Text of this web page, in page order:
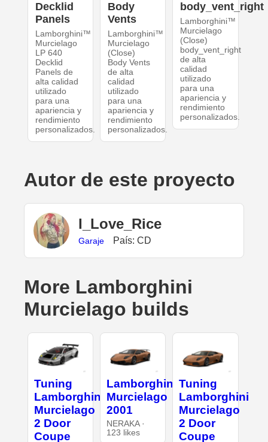
Decklid
Panels
Lamborghini™
Murcielago
LP 640
Decklid
Panels de
alta calidad
utilizado
para una
apariencia y
rendimiento
personalizados.
Body
Vents
Lamborghini™
Murcielago
(Close)
Body Vents
de alta
calidad
utilizado
para una
apariencia y
rendimiento
personalizados.
body_vent_right
Lamborghini™
Murcielago
(Close)
body_vent_right
de alta
calidad
utilizado
para una
apariencia y
rendimiento
personalizados.
Autor de este proyecto
I_Love_Rice
Garaje País: CD
More Lamborghini
Murcielago builds
Tuning
Lamborghini
Murcielago
2 Door
Coupe
Lamborghini
Murcielago
2001
NERAKA ·
123 likes
Tuning
Lamborghini
Murcielago
2 Door
Coupe